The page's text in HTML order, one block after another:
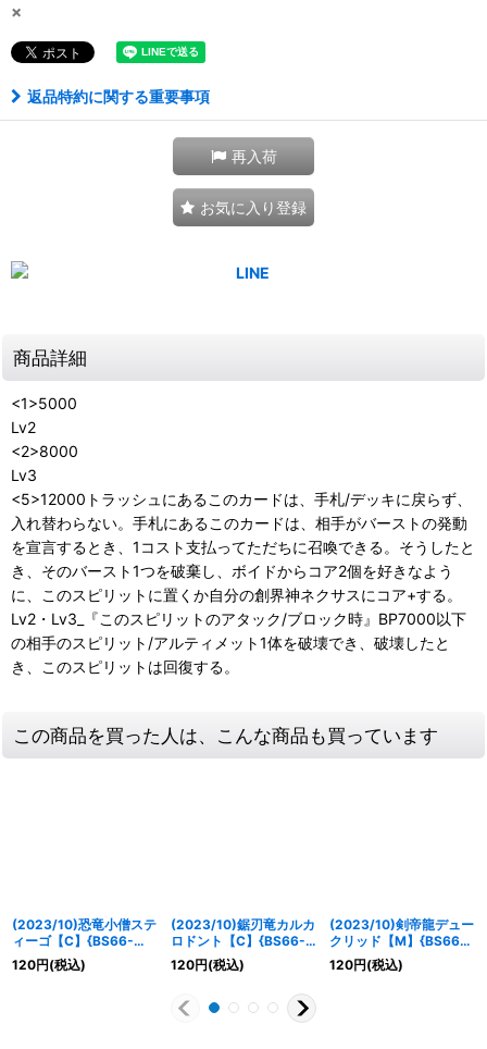
×
返品特約に関する重要事項
再入荷
お気に入り登録
商品詳細
<1>5000
Lv2
<2>8000
Lv3
<5>12000トラッシュにあるこのカードは、手札/デッキに戻らず、
入れ替わらない。手札にあるこのカードは、相手がバーストの発動
を宣言するとき、1コスト支払ってただちに召喚できる。そうしたと
き、そのバースト1つを破棄し、ボイドからコア2個を好きなよう
に、このスピリットに置くか自分の創界神ネクサスにコア+する。
Lv2・Lv3_『このスピリットのアタック/ブロック時』BP7000以下
の相手のスピリット/アルティメット1体を破壊でき、破壊したと
き、このスピリットは回復する。
この商品を買った人は、こんな商品も買っています
(2023/10)恐竜小僧ステ
ィーゴ【C】{BS66-
004}《赤》
120円(税込)
(2023/10)鋸刃竜カルカ
ロドント【C】{BS66-
005}《赤》
120円(税込)
(2023/10)剣帝龍デュー
クリッド【M】{BS66-
009}《赤》
120円(税込)